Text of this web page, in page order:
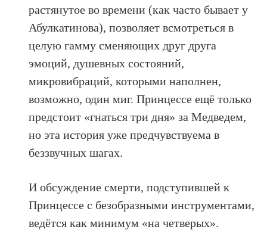
растянутое во времени (как часто бывает у
Абулкатинова), позволяет всмотреться в
целую гамму сменяющих друг друга
эмоций, душевных состояний,
микровибраций, которыми наполнен,
возможно, один миг. Принцессе ещё только
предстоит «гнаться три дня» за Медведем,
но эта история уже предчувствуема в
беззвучных шагах.
И обсуждение смерти, подступившей к
Принцессе с безобразными инструментами,
ведётся как минимум «на четверых».